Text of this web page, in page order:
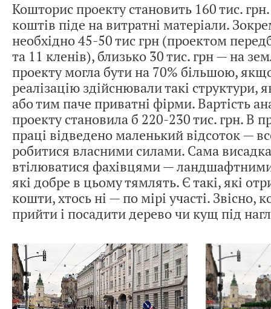
Кошторис проекту становить 160 тис.
коштів піде на витратні матеріали.
необхідно 45-50 тис грн (проектом
та 11 кленів), близько 30 тис. грн — на
проекту могла бути на 70% більшою,
реалізацію здійснювали такі
або тим паче приватні фірми. Вартість
проекту становила б 220-230 тис. грн. В
праці відведено маленький відсоток —
робитися власними силами. Сама
втілюватися фахівцями —
які добре в цьому тямлять. Є такі, які
кошти, хтось ні — по мірі участі. Звісно,
прийти і посадити дерево чи кущ під